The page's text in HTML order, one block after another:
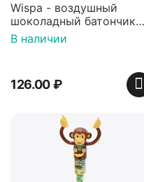
Wispa - воздушный
шоколадный батончик
36 гр
В наличии
126.00₽